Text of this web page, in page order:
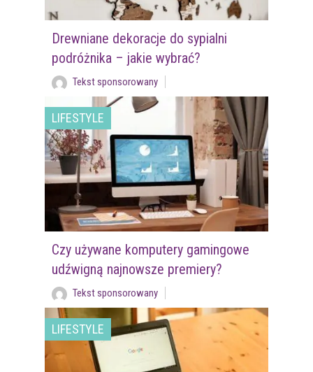
Drewniane dekoracje do sypialni
podróżnika – jakie wybrać?
Tekst sponsorowany
LIFESTYLE
Czy używane komputery gamingowe
udźwigną najnowsze premiery?
Tekst sponsorowany
LIFESTYLE